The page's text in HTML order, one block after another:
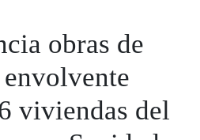
obras de
viviendas del